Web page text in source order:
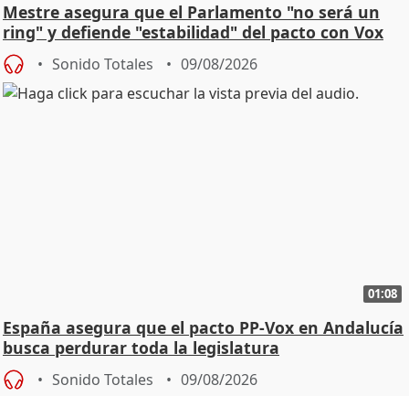
Mestre asegura que el Parlamento "no será un
ring" y defiende "estabilidad" del pacto con Vox
Sonido Totales 09/08/2026
01:08
España asegura que el pacto PP-Vox en Andalucía
busca perdurar toda la legislatura
Sonido Totales 09/08/2026